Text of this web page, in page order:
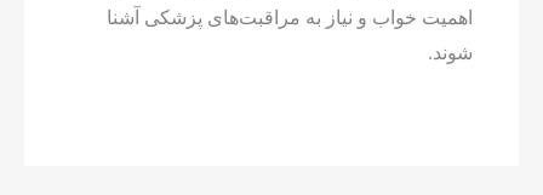
اهمیت خواب و نیاز به مراقبت‌های پزشکی آشنا
شوند.